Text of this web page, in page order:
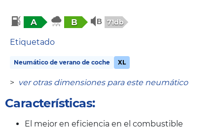
A B 71db
Etiquetado
Neumático de verano de coche XL
> ver otras dimensiones para este neumático
Características:
El mejor en eficiencia en el combustible